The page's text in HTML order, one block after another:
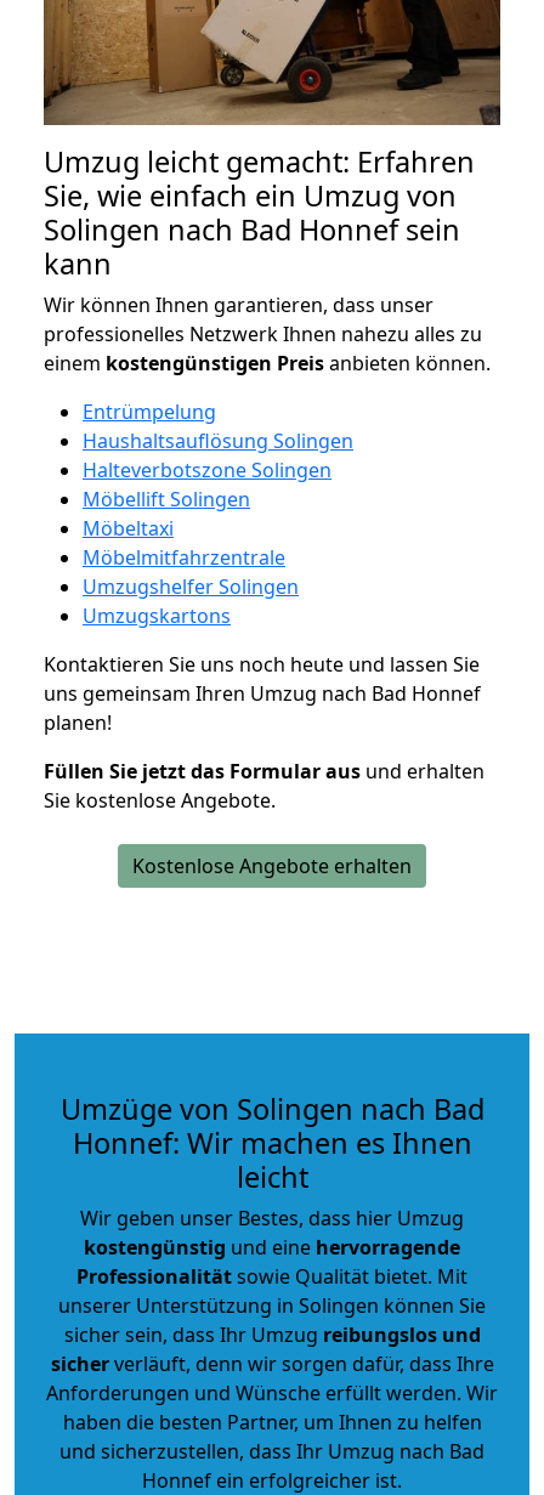
Umzug leicht gemacht: Erfahren
Sie, wie einfach ein Umzug von
Solingen nach Bad Honnef sein
kann
Wir können Ihnen garantieren, dass unser
professionelles Netzwerk Ihnen nahezu alles zu
einem kostengünstigen Preisanbieten können.
Entrümpelung
Haushaltsauflösung Solingen
Halteverbotszone Solingen
Möbellift Solingen
Möbeltaxi
Möbelmitfahrzentrale
Umzugshelfer Solingen
Umzugskartons
Kontaktieren Sie uns noch heute und lassen Sie
uns gemeinsam Ihren Umzug nach Bad Honnef
planen!
Füllen Sie jetzt das Formular aus und erhalten
Sie kostenlose Angebote.
Kostenlose Angebote erhalten
Umzüge von Solingen nach Bad
Honnef: Wir machen es Ihnen
leicht
Wir geben unser Bestes, dass hier Umzug
kostengünstig und eine hervorragende
Professionalitätsowie Qualität bietet. Mit
unserer Unterstützung in Solingen können Sie
sicher sein, dass Ihr Umzug reibungslos und
sicherverläuft, denn wir sorgen dafür, dass Ihre
Anforderungen und Wünsche erfüllt werden. Wir
haben die besten Partner, um Ihnen zu helfen
und sicherzustellen, dass Ihr Umzug nach Bad
Honnef ein erfolgreicher ist.